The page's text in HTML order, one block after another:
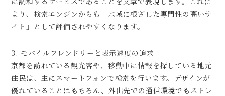
より、検索エンジンからも「地域に根ざした専門性の高いサ
イト」として評価されやすくなります。
3. モバイルフレンドリーと表示速度の追求
京都を訪れている観光客や、移動中に情報を探している地元
住民は、主にスマートフォンで検索を行います。デザインが
優れていることはもちろん、外出先での通信環境でもストレ